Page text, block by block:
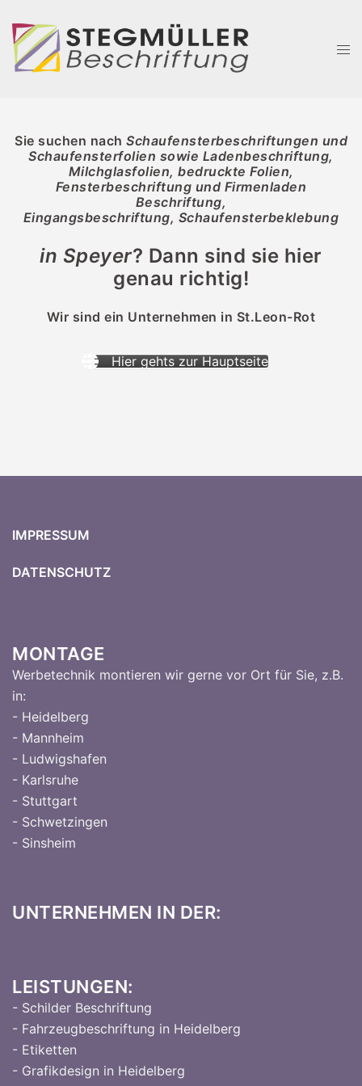
Inhalt
springen
Sie suchen nach Schaufensterbeschriftungen und
Schaufensterfolien sowie Ladenbeschriftung,
Milchglasfolien, bedruckte Folien,
Fensterbeschriftung und Firmenladen
Beschriftung,
Eingangsbeschriftung, Schaufensterbeklebung
in Speyer? Dann sind sie hier
genau richtig!
Wir sind ein Unternehmen in St.Leon-Rot
Hier gehts zur Hauptseite
IMPRESSUM
DATENSCHUTZ
MONTAGE
Werbetechnik montieren wir gerne vor Ort für Sie, z.B.
in:
- Heidelberg
- Mannheim
- Ludwigshafen
- Karlsruhe
- Stuttgart
- Schwetzingen
- Sinsheim
UNTERNEHMEN IN DER:
LEISTUNGEN:
- Schilder Beschriftung
- Fahrzeugbeschriftung in Heidelberg
- Etiketten
- Grafikdesign in Heidelberg